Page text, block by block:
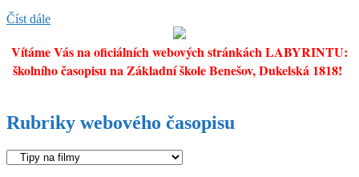
Číst dáleSimpsonovi
33
Vítáme Vás na oficiálních webových stránkách LABYRINTU:
školního časopisu na Základní škole Benešov, Dukelská 1818!
Rubriky webového časopisu
Rubriky